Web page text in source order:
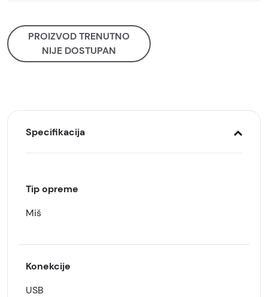
PROIZVOD TRENUTNO
NIJE DOSTUPAN
Specifikacija
Tip opreme
Miš
Konekcije
USB